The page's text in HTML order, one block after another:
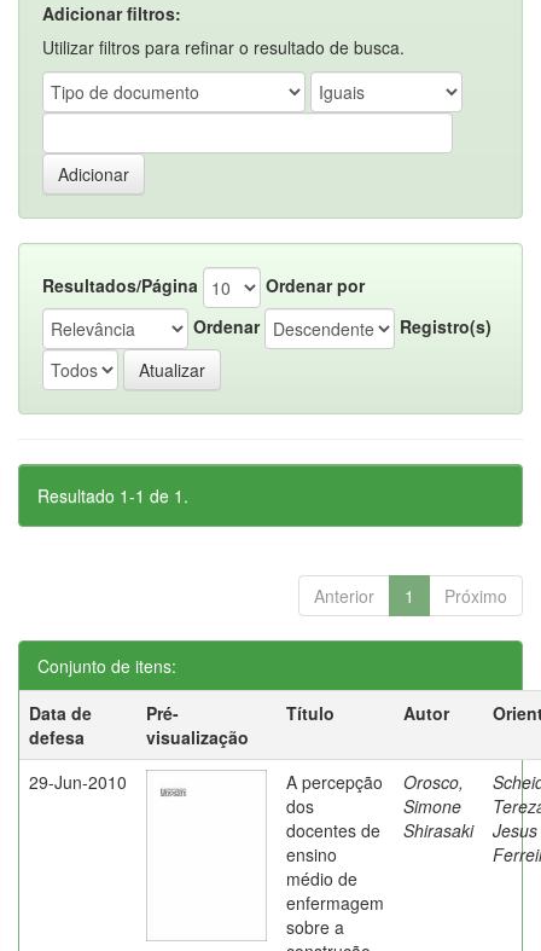
Adicionar filtros:
Utilizar filtros para refinar o resultado de busca.
Resultados/Página
Ordenar por
Ordenar
Registro(s)
Resultado 1-1 de 1.
Anterior 1 Próximo
Conjunto de itens:
Data de
defesa
Pré-
visualização
Título Autor
29-Jun-2010
A percepção
dos
docentes de
ensino
médio de
enfermagem
sobre a
Orosco,
Simone
Shirasaki
Jesus